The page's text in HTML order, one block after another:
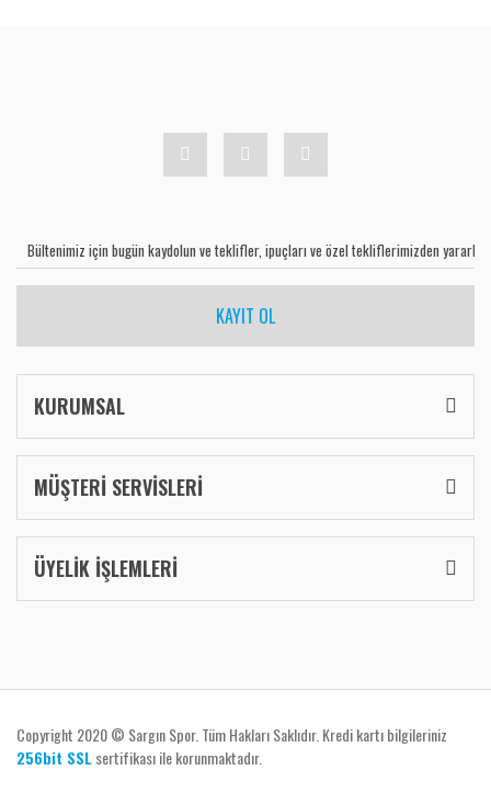
KAYIT OL
KURUMSAL
MÜŞTERİ SERVİSLERİ
ÜYELİK İŞLEMLERİ
Copyright 2020 © Sargın Spor. Tüm Hakları Saklıdır. Kredi kartı bilgileriniz
256bit SSL sertifikası ile korunmaktadır.